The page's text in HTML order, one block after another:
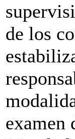
de los
examen